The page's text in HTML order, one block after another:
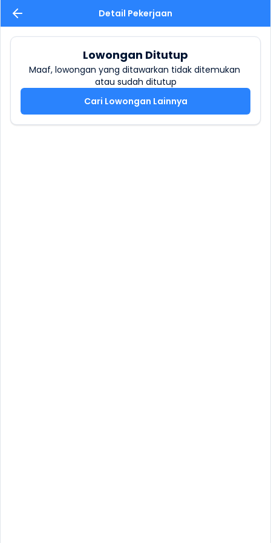
Detail Pekerjaan
Lowongan Ditutup
Maaf, lowongan yang ditawarkan tidak ditemukan
atau sudah ditutup
Cari Lowongan Lainnya